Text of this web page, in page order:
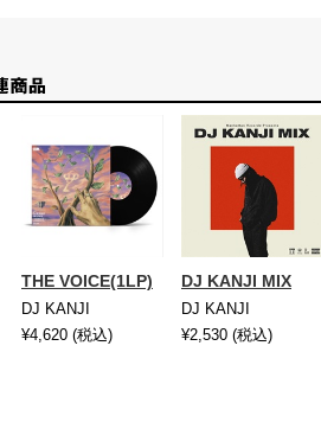
THE VOICE(1LP)
DJ KANJI
¥4,620 (税込)
DJ KANJI MIX
DJ KANJI
¥2,530 (税込)